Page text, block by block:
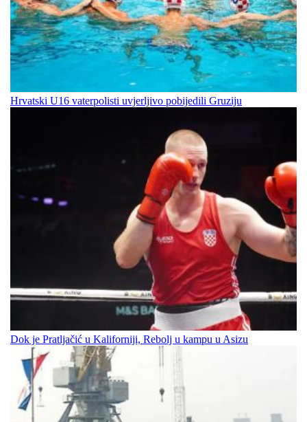
Hrvatski U16 vaterpolisti uvjerljivo pobijedili Gruziju
Dok je Pratljačić u Kaliforniji, Rebolj u kampu u Asizu